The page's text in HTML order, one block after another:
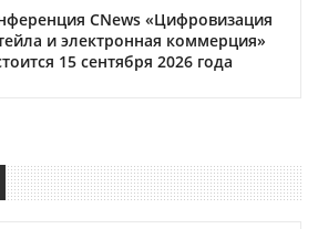
CNews «Цифровизация
и электронная коммерция»
15 сентября 2026 года